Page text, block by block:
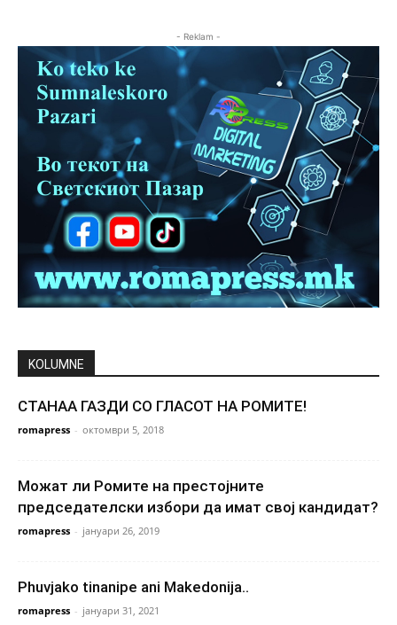
- Reklam -
KOLUMNE
СТАНАА ГАЗДИ СО ГЛАСОТ НА РОМИТЕ!
romapress - октомври 5, 2018
Можат ли Ромите на престојните
председателски избори да имат свој кандидат?
romapress - јануари 26, 2019
Phuvjako tinanipe ani Makedonija..
romapress - јануари 31, 2021